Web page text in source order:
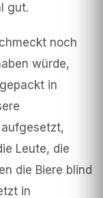
gut.
noch
würde,
in
Leute, die
die Biere blind
in